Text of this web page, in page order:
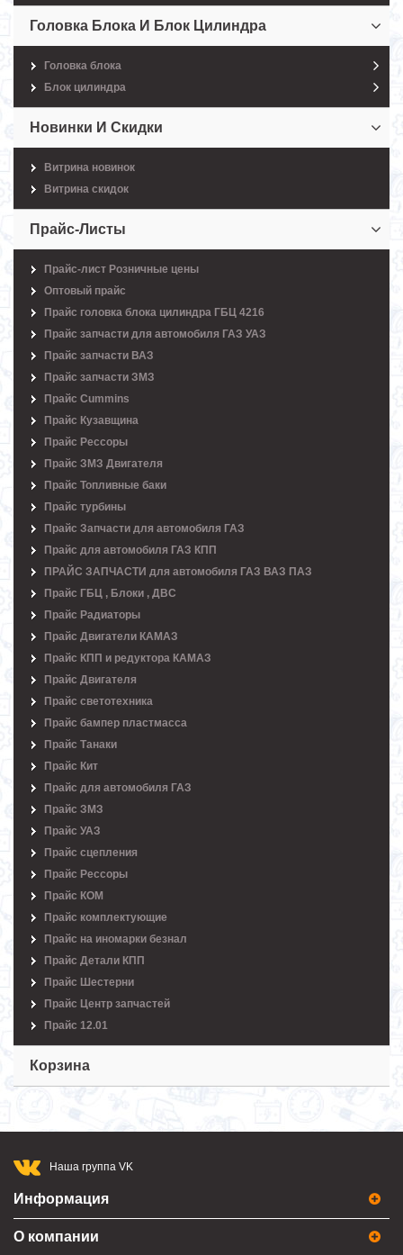
Головка Блока И Блок Цилиндра
Головка блока
Блок цилиндра
Новинки И Скидки
Витрина новинок
Витрина скидок
Прайс-Листы
Прайс-лист Розничные цены
Оптовый прайс
Прайс головка блока цилиндра ГБЦ 4216
Прайс запчасти для автомобиля ГАЗ УАЗ
Прайс запчасти ВАЗ
Прайс запчасти ЗМЗ
Прайс Cummins
Прайс Кузавщина
Прайс Рессоры
Прайс ЗМЗ Двигателя
Прайс Топливные баки
Прайс турбины
Прайс Запчасти для автомобиля ГАЗ
Прайс для автомобиля ГАЗ КПП
ПРАЙС ЗАПЧАСТИ для автомобиля ГАЗ ВАЗ ПАЗ
Прайс ГБЦ , Блоки , ДВС
Прайс Радиаторы
Прайс Двигатели КАМАЗ
Прайс КПП и редуктора КАМАЗ
Прайс Двигателя
Прайс светотехника
Прайс бампер пластмасса
Прайс Танаки
Прайс Кит
Прайс для автомобиля ГАЗ
Прайс ЗМЗ
Прайс УАЗ
Прайс сцепления
Прайс Рессоры
Прайс КОМ
Прайс комплектующие
Прайс на иномарки безнал
Прайс Детали КПП
Прайс Шестерни
Прайс Центр запчастей
Прайс 12.01
Корзина
Наша группа VK
Информация
О компании